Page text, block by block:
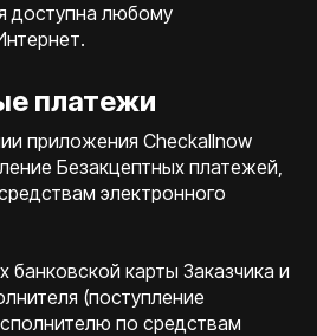
доступна любому
платежи
приложения Checkallnow
Безакцептных платежей,
электронного
карты Заказчика и
(поступление
по средствам